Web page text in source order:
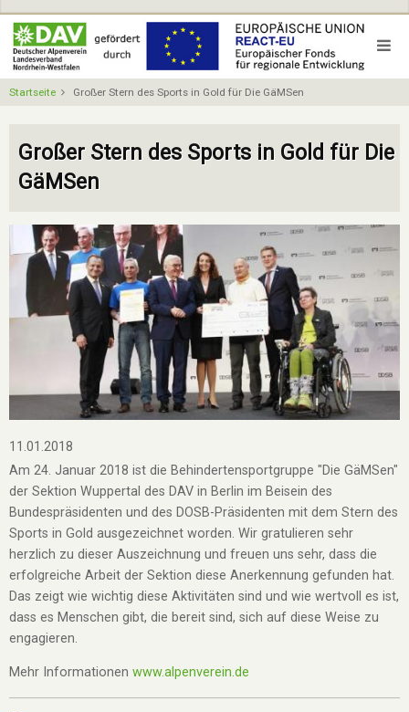
Direkt
zum
Inhalt
Startseite Großer Stern des Sports in Gold für Die GäMSen
Großer Stern des Sports in Gold für Die
GäMSen
11.01.2018
Am 24. Januar 2018 ist die Behindertensportgruppe "Die GäMSen"
der Sektion Wuppertal des DAV in Berlin im Beisein des
Bundespräsidenten und des DOSB-Präsidenten mit dem Stern des
Sports in Gold ausgezeichnet worden. Wir gratulieren sehr
herzlich zu dieser Auszeichnung und freuen uns sehr, dass die
erfolgreiche Arbeit der Sektion diese Anerkennung gefunden hat.
Das zeigt wie wichtig diese Aktivitäten sind und wie wertvoll es ist,
dass es Menschen gibt, die bereit sind, sich auf diese Weise zu
engagieren.
Mehr Informationen www.alpenverein.de